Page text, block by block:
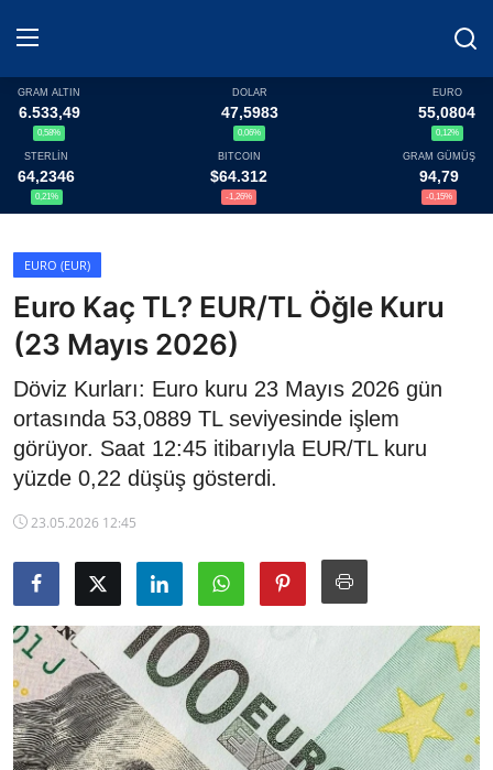
Haberler
Döviz
Altın Fiyatları
Döviz Kurları
Fonlar
Kripto Paralar
Çeviriciler
TCMB Kurları
Emtia Fiyatları
Kapalı Çarşı
Şirket Haberleri
GRAM ALTIN
6.533,49
0,58%
DOLAR
47,5983
0,06%
EURO
55,0804
0,12%
STERLİN
64,2346
0,21%
BITCOIN
$64.312
-1,26%
GRAM GÜMÜŞ
94,79
-0,15%
EURO (EUR)
Euro Kaç TL? EUR/TL Öğle Kuru
(23 Mayıs 2026)
Döviz Kurları: Euro kuru 23 Mayıs 2026 gün
ortasında 53,0889 TL seviyesinde işlem
görüyor. Saat 12:45 itibarıyla EUR/TL kuru
yüzde 0,22 düşüş gösterdi.
23.05.2026 12:45